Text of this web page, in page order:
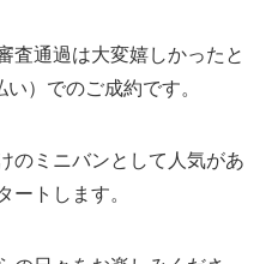
査通過は大変嬉しかったと
）でのご成約です。
のミニバンとして人気があ
ートします。